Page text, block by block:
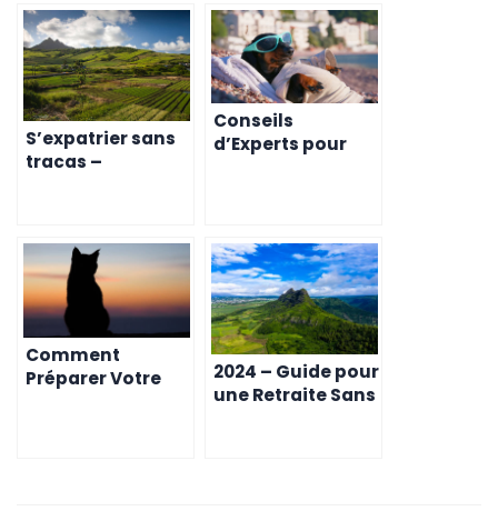
S’expatrier sans
tracas –
Maurice
Conseils
d’Experts pour
Maurice
Comment
Préparer Votre
2024 – Guide pour
une Retraite Sans